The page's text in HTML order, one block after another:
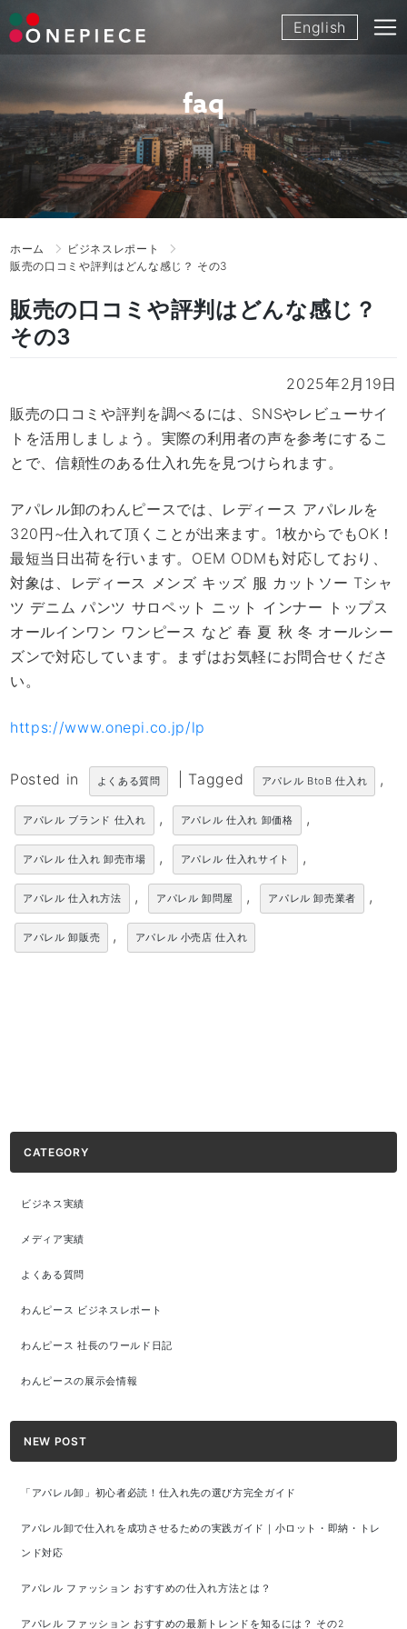
Skip
to
English
faq
ホーム
ビジネスレポート
販売の口コミや評判はどんな感じ？ その3
販売の口コミや評判はどんな感じ？
その3
2025年2月19日
販売の口コミや評判を調べるには、SNSやレビューサイ
トを活用しましょう。実際の利用者の声を参考にするこ
とで、信頼性のある仕入れ先を見つけられます。
アパレル卸のわんピースでは、レディース アパレルを
320円~仕入れて頂くことが出来ます。1枚からでもOK！
最短当日出荷を行います。OEM ODMも対応しており、
対象は、レディース メンズ キッズ 服 カットソー Tシャ
ツ デニム パンツ サロペット ニット インナー トップス
オールインワン ワンピース など 春 夏 秋 冬 オールシー
ズンで対応しています。まずはお気軽にお問合せくださ
い。
https://www.onepi.co.jp/lp
Posted in よくある質問 Tagged アパレル BtoB 仕入れ ,
アパレル ブランド 仕入れ , アパレル 仕入れ 卸価格 ,
アパレル 仕入れ 卸売市場 , アパレル 仕入れサイト ,
アパレル 仕入れ方法 , アパレル 卸問屋 , アパレル 卸売業者 ,
アパレル 卸販売 , アパレル 小売店 仕入れ
CATEGORY
ビジネス実績
メディア実績
よくある質問
わんピース ビジネスレポート
わんピース 社長のワールド日記
わんピースの展示会情報
NEW POST
「アパレル卸」初心者必読！仕入れ先の選び方完全ガイド
アパレル卸で仕入れを成功させるための実践ガイド｜小ロット・即納・トレ
ンド対応
アパレル ファッション おすすめの仕入れ方法とは？
アパレル ファッション おすすめの最新トレンドを知るには？ その2